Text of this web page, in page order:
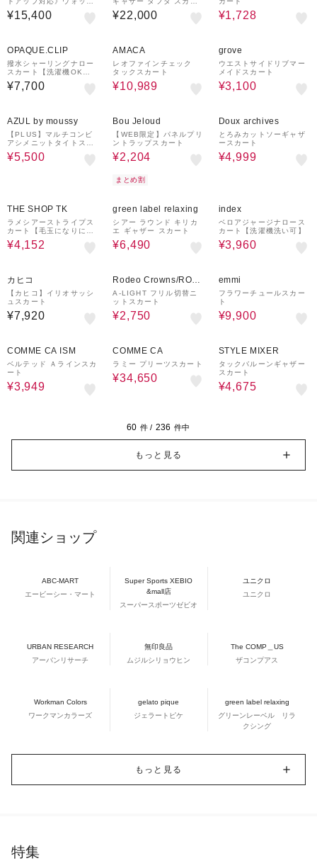
ャブルライトダンボール
ジョーゼット2WAYタイ
¥15,400
ト
¥22,000 ¥1,728
OPAQUE.CLIP
撥水シャーリングナロー
スカート【洗濯機OK／U
Vケア／花粉対応】
¥7,700
AMACA
レオファインチェック
タックスカート
¥10,989
grove
ウエストサイドリブマー
メイドスカート
¥3,100
AZUL by moussy
【PLUS】マルチコンビ
アシメニットタイトスカ
ート
¥5,500
Bou Jeloud
【WEB限定】パネルプリ
ントラップスカート
¥2,204
まとめ割
Doux archives
とろみカットソーギャザ
ースカート
¥4,999
THE SHOP TK
ラメシアーストライプス
カート【毛玉になりにく
い/洗濯機OK】
¥4,152
green label relaxing
シアー ラウンド キリカ
エ ギャザー スカート
¥6,490
index
ベロアジャージナロース
カート【洗濯機洗い可】
¥3,960
カヒコ
【カヒコ】イリオサッシ
ュスカート
¥7,920
Rodeo Crowns/ROD
EO CROWNS WIDE
BOWL
A-LIGHT フリル切替ニ
ットスカート
¥2,750
emmi
フラワーチュールスカー
ト
¥9,900
COMME CA ISM
ベルテッド Ａラインスカ
ート
¥3,949
COMME CA
ラミー プリーツスカート
¥34,650
STYLE MIXER
タックバルーンギャザー
スカート
¥4,675
60 件 / 236 件中
もっと見る
関連ショップ
ABC-MART
エービーシー・マート
Super Sports XEBIO
&mall店
スーパースポーツゼビオ
ユニクロ
ユニクロ
URBAN RESEARCH
アーバンリサーチ
無印良品
ムジルシリョウヒン
The COMP＿US
ザコンプアス
Workman Colors
ワークマンカラーズ
gelato pique
ジェラートピケ
green label relaxing
グリーンレーベル リラ
クシング
もっと見る
特集